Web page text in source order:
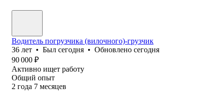
Водитель погрузчика (вилочного)-грузчик
36 лет • Был сегодня • Обновлено сегодня
90 000 ₽
Активно ищет работу
Общий опыт
2 года 7 месяцев